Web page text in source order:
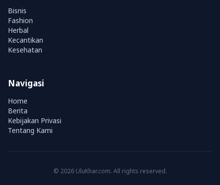
Bisnis
Fashion
Herbal
Kecantikan
Kesehatan
Navigasi
Home
Berita
Kebijakan Privasi
Tentang Kami
© 2026 UluKhar.com. All rights reserved.